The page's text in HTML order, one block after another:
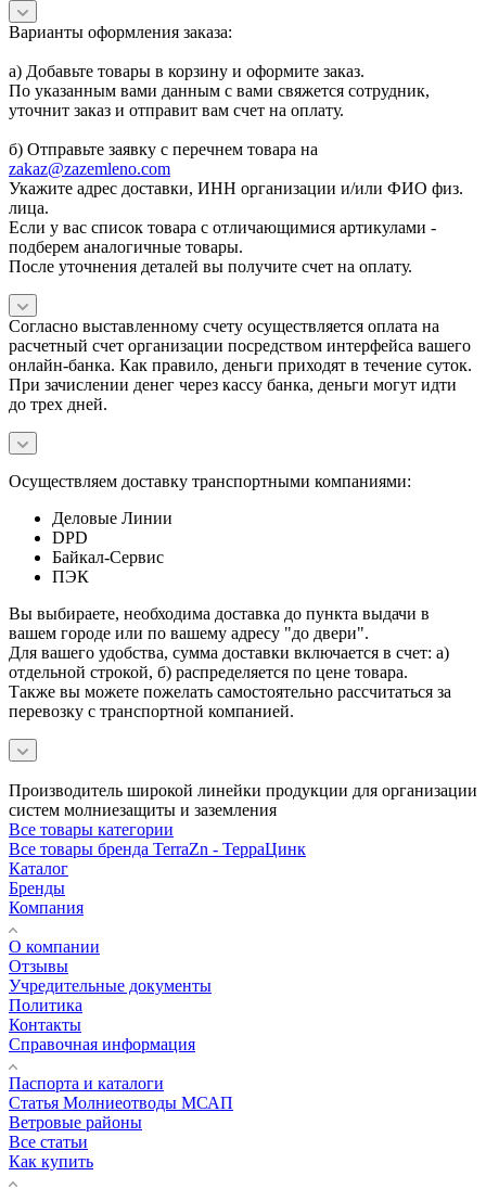
Варианты оформления заказа:
а) Добавьте товары в корзину и оформите заказ.
По указанным вами данным с вами свяжется сотрудник,
уточнит заказ и отправит вам счет на оплату.
б) Отправьте заявку с перечнем товара на
zakaz@zazemleno.com
Укажите адрес доставки, ИНН организации и/или ФИО физ.
лица.
Если у вас список товара с отличающимися артикулами -
подберем аналогичные товары.
После уточнения деталей вы получите счет на оплату.
Согласно выставленному счету осуществляется оплата на
расчетный счет организации посредством интерфейса вашего
онлайн-банка. Как правило, деньги приходят в течение суток.
При зачислении денег через кассу банка, деньги могут идти
до трех дней.
Осуществляем доставку транспортными компаниями:
Деловые Линии
DPD
Байкал-Сервис
ПЭК
Вы выбираете, необходима доставка до пункта выдачи в
вашем городе или по вашему адресу "до двери".
Для вашего удобства, сумма доставки включается в счет: а)
отдельной строкой, б) распределяется по цене товара.
Также вы можете пожелать самостоятельно рассчитаться за
перевозку с транспортной компанией.
Производитель широкой линейки продукции для организации
систем молниезащиты и заземления
Все товары категории
Все товары бренда TerraZn - ТерраЦинк
Каталог
Бренды
Компания
О компании
Отзывы
Учредительные документы
Политика
Контакты
Справочная информация
Паспорта и каталоги
Статья Молниеотводы МСАП
Ветровые районы
Все статьи
Как купить